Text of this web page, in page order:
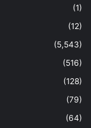
(1)
(12)
(5,543)
(516)
(128)
(79)
(64)